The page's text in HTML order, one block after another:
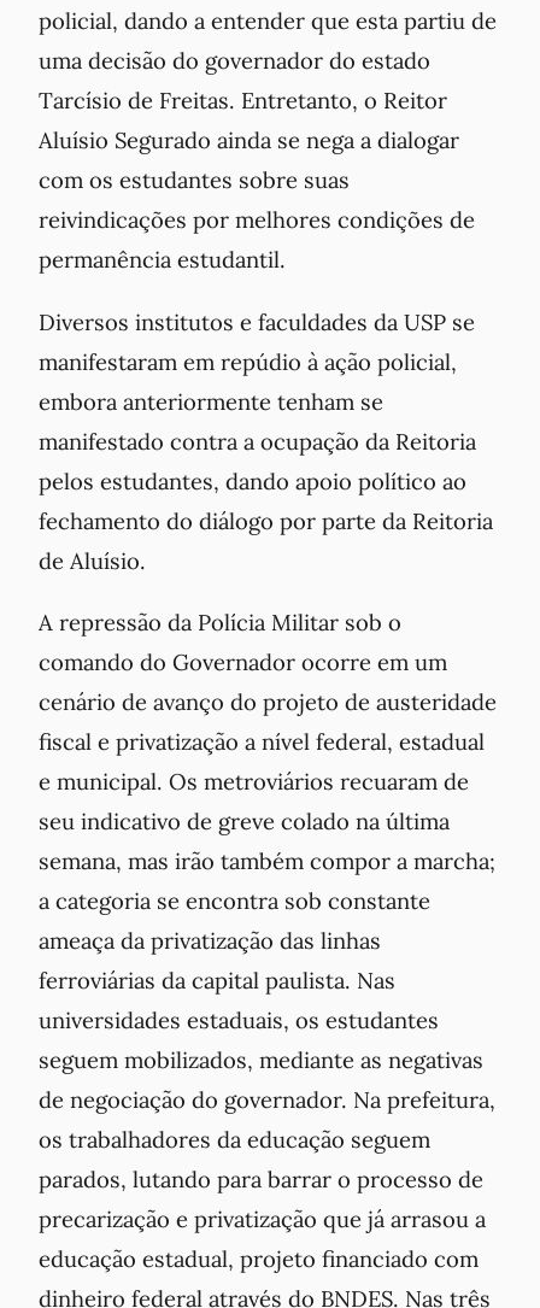
policial, dando a entender que esta partiu de
uma decisão do governador do estado
Tarcísio de Freitas. Entretanto, o Reitor
Aluísio Segurado ainda se nega a dialogar
com os estudantes sobre suas
reivindicações por melhores condições de
permanência estudantil.
Diversos institutos e faculdades da USP se
manifestaram em repúdio à ação policial,
embora anteriormente tenham se
manifestado contra a ocupação da Reitoria
pelos estudantes, dando apoio político ao
fechamento do diálogo por parte da Reitoria
de Aluísio.
A repressão da Polícia Militar sob o
comando do Governador ocorre em um
cenário de avanço do projeto de austeridade
fiscal e privatização a nível federal, estadual
e municipal. Os metroviários recuaram de
seu indicativo de greve colado na última
semana, mas irão também compor a marcha;
a categoria se encontra sob constante
ameaça da privatização das linhas
ferroviárias da capital paulista. Nas
universidades estaduais, os estudantes
seguem mobilizados, mediante as negativas
de negociação do governador. Na prefeitura,
os trabalhadores da educação seguem
parados, lutando para barrar o processo de
precarização e privatização que já arrasou a
educação estadual, projeto financiado com
dinheiro federal através do BNDES. Nas três